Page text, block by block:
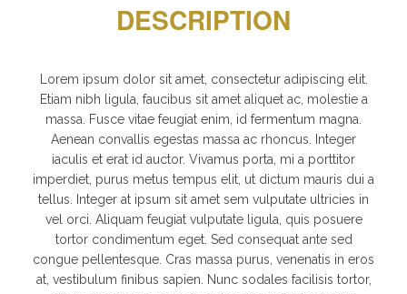
DESCRIPTION
Lorem ipsum dolor sit amet, consectetur adipiscing elit.
Etiam nibh ligula, faucibus sit amet aliquet ac, molestie a
massa. Fusce vitae feugiat enim, id fermentum magna.
Aenean convallis egestas massa ac rhoncus. Integer
iaculis et erat id auctor. Vivamus porta, mi a porttitor
imperdiet, purus metus tempus elit, ut dictum mauris dui a
tellus. Integer at ipsum sit amet sem vulputate ultricies in
vel orci. Aliquam feugiat vulputate ligula, quis posuere
tortor condimentum eget. Sed consequat ante sed
congue pellentesque. Cras massa purus, venenatis in eros
at, vestibulum finibus sapien. Nunc sodales facilisis tortor,